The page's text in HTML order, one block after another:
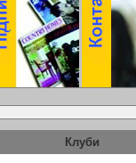
Клуби